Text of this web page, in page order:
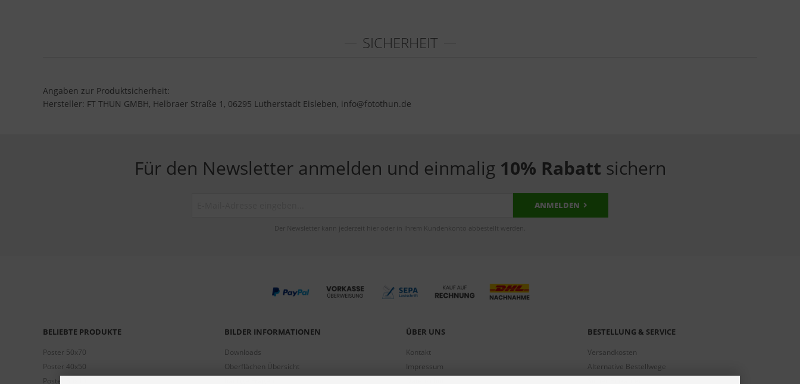
SICHERHEIT
Angaben zur Produktsicherheit:
Hersteller: FT THUN GMBH, Helbraer Straße 1, 06295 Lutherstadt Eisleben, info@fotothun.de
Für den Newsletter anmelden und einmalig 10% Rabatt sichern
ANMELDEN
Der Newsletter kann jederzeit hier oder in Ihrem Kundenkonto abbestellt werden.
BELIEBTE PRODUKTE
Poster 50x70
Poster 40x50
Poster 30x40
BILDER INFORMATIONEN
Downloads
Oberflächen Übersicht
ÜBER UNS
Kontakt
Impressum
BESTELLUNG & SERVICE
Versandkosten
Alternative Bestellwege